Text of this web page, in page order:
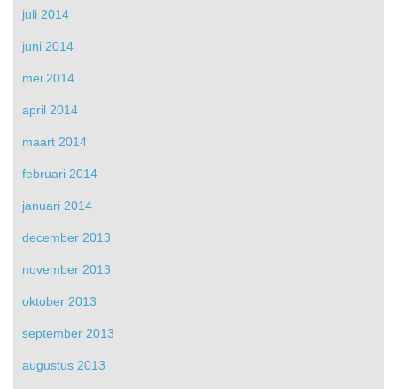
juli 2014
juni 2014
mei 2014
april 2014
maart 2014
februari 2014
januari 2014
december 2013
november 2013
oktober 2013
september 2013
augustus 2013